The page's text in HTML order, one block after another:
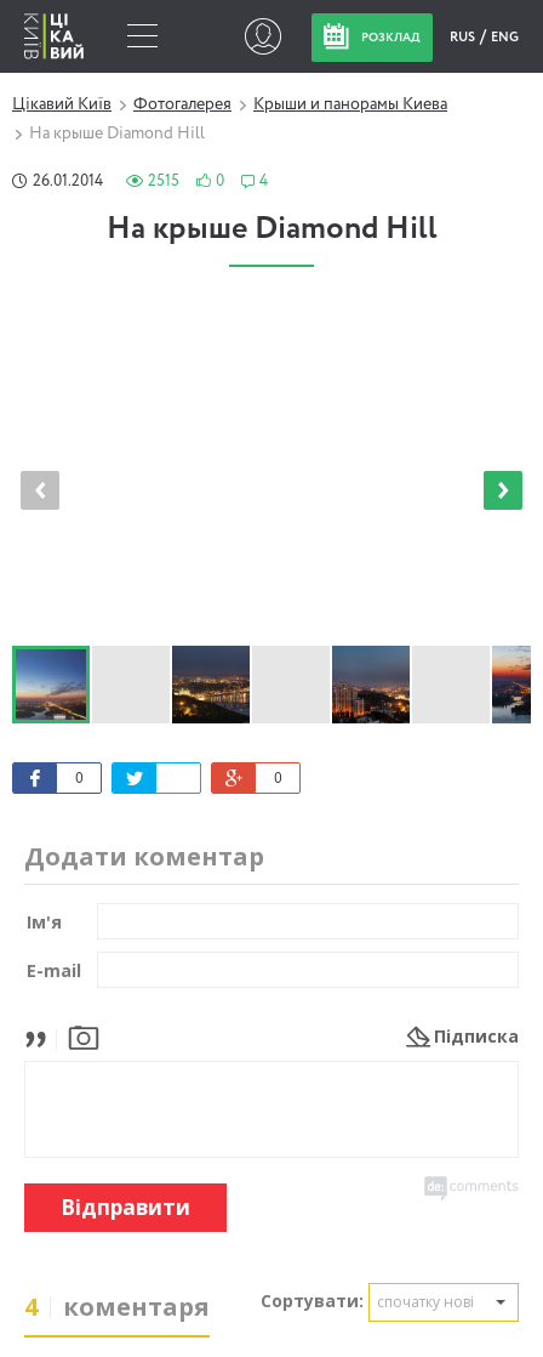
РОЗКЛАД RUS ENG
Цікавий Київ Фотогалерея
Крыши и панорамы Киева
На крыше Diamond Hill
26.01.2014 2515 0 4
На крыше Diamond Hill
0 0
Додати коментар
Ім'я
E-mail
Підписка
Відправити
4 коментаря Сортувати: спочатку нові